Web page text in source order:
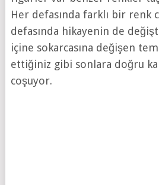
Her defasında farklı bir renk
defasında hikayenin de
içine sokarcasına değişen
ettiğiniz gibi sonlara doğru
coşuyor.